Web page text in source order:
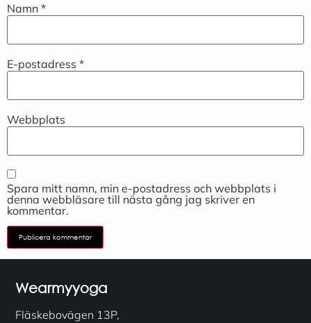
Namn *
E-postadress *
Webbplats
Spara mitt namn, min e-postadress och webbplats i
denna webbläsare till nästa gång jag skriver en
kommentar.
Wearmyyoga
Fläskebovägen 13P,